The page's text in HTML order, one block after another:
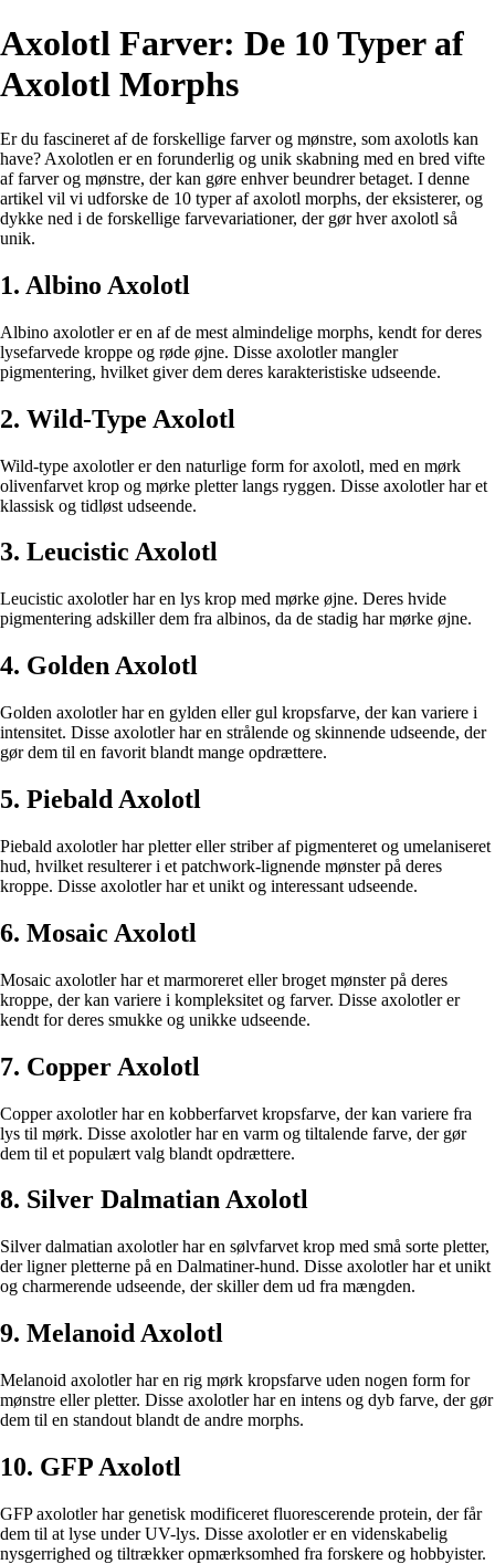
Axolotl Farver: De 10 Typer af
Axolotl Morphs
Er du fascineret af de forskellige farver og mønstre, som axolotls kan
have? Axolotlen er en forunderlig og unik skabning med en bred vifte
af farver og mønstre, der kan gøre enhver beundrer betaget. I denne
artikel vil vi udforske de 10 typer af axolotl morphs, der eksisterer, og
dykke ned i de forskellige farvevariationer, der gør hver axolotl så
unik.
1. Albino Axolotl
Albino axolotler er en af de mest almindelige morphs, kendt for deres
lysefarvede kroppe og røde øjne. Disse axolotler mangler
pigmentering, hvilket giver dem deres karakteristiske udseende.
2. Wild-Type Axolotl
Wild-type axolotler er den naturlige form for axolotl, med en mørk
olivenfarvet krop og mørke pletter langs ryggen. Disse axolotler har et
klassisk og tidløst udseende.
3. Leucistic Axolotl
Leucistic axolotler har en lys krop med mørke øjne. Deres hvide
pigmentering adskiller dem fra albinos, da de stadig har mørke øjne.
4. Golden Axolotl
Golden axolotler har en gylden eller gul kropsfarve, der kan variere i
intensitet. Disse axolotler har en strålende og skinnende udseende, der
gør dem til en favorit blandt mange opdrættere.
5. Piebald Axolotl
Piebald axolotler har pletter eller striber af pigmenteret og umelaniseret
hud, hvilket resulterer i et patchwork-lignende mønster på deres
kroppe. Disse axolotler har et unikt og interessant udseende.
6. Mosaic Axolotl
Mosaic axolotler har et marmoreret eller broget mønster på deres
kroppe, der kan variere i kompleksitet og farver. Disse axolotler er
kendt for deres smukke og unikke udseende.
7. Copper Axolotl
Copper axolotler har en kobberfarvet kropsfarve, der kan variere fra
lys til mørk. Disse axolotler har en varm og tiltalende farve, der gør
dem til et populært valg blandt opdrættere.
8. Silver Dalmatian Axolotl
Silver dalmatian axolotler har en sølvfarvet krop med små sorte pletter,
der ligner pletterne på en Dalmatiner-hund. Disse axolotler har et unikt
og charmerende udseende, der skiller dem ud fra mængden.
9. Melanoid Axolotl
Melanoid axolotler har en rig mørk kropsfarve uden nogen form for
mønstre eller pletter. Disse axolotler har en intens og dyb farve, der gør
dem til en standout blandt de andre morphs.
10. GFP Axolotl
GFP axolotler har genetisk modificeret fluorescerende protein, der får
dem til at lyse under UV-lys. Disse axolotler er en videnskabelig
nysgerrighed og tiltrækker opmærksomhed fra forskere og hobbyister.